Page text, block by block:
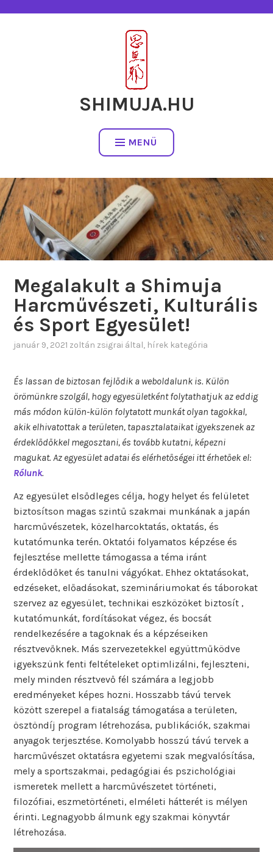
SHIMUJA.HU
MENÜ
Megalakult a Shimuja
Harcművészeti, Kulturális
és Sport Egyesület!
január 9, 2021 zoltán zsigrai által, hírek kategória
És lassan de biztosan fejlődik a weboldalunk is. Külön
örömünkre szolgál, hogy egyesületként folytathatjuk az eddig
más módon külön-külön folytatott munkát olyan tagokkal,
akik elhivatottak a területen, tapasztalataikat igyekszenek az
érdeklődőkkel megosztani, és tovább kutatni, képezni
magukat. Az egyesület adatai és elérhetőségei itt érhetőek el:
Rólunk.
Az egyesület elsődleges célja, hogy helyet és felületet
biztosítson magas szintű szakmai munkának a japán
harcművészetek, közelharcoktatás, oktatás, és
kutatómunka terén. Oktatói folyamatos képzése és
fejlesztése mellette támogassa a téma iránt
érdeklődőket és tanulni vágyókat. Ehhez oktatásokat,
edzéseket, előadásokat, szemináriumokat és táborokat
szervez az egyesület, technikai eszközöket biztosít ,
kutatómunkát, fordításokat végez, és bocsát
rendelkezésére a tagoknak és a képzéseiken
résztvevőknek. Más szervezetekkel együttműködve
igyekszünk fenti feltételeket optimlizálni, fejleszteni,
mely minden résztvevő fél számára a legjobb
eredményeket képes hozni. Hosszabb távú tervek
között szerepel a fiatalság támogatása a területen,
ösztöndíj program létrehozása, publikációk, szakmai
anyagok terjesztése. Komolyabb hosszú távú tervek a
harcművészet oktatásra egyetemi szak megvalósítása,
mely a sportszakmai, pedagógiai és pszichológiai
ismeretek mellett a harcművészetet történeti,
filozófiai, eszmetörténeti, elméleti hátterét is mélyen
érinti. Legnagyobb álmunk egy szakmai könyvtár
létrehozása.